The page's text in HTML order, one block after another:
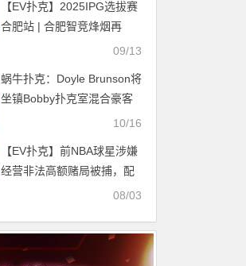
【EV扑克】2025IPG选拔赛
合肥站 | 合肥智竞烽烟再
起！“霸都杯”380人次参赛94
09/13
蜗牛扑克：Doyle Brunson将
坐镇Bobby扑克室混合豪客
10/16
【EV扑克】前NBA球星涉嫌
经营非法高额赌局被捕，配
08/03